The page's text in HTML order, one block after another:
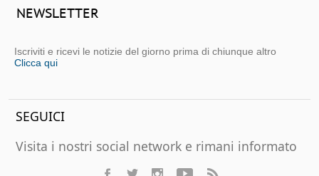
NEWSLETTER
Iscriviti e ricevi le notizie del giorno prima di chiunque altro
Clicca qui
SEGUICI
Visita i nostri social network e rimani informato